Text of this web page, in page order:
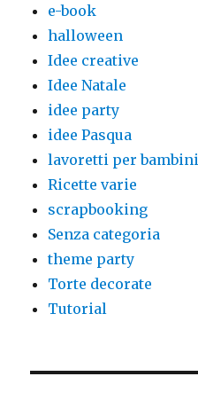
e-book
halloween
Idee creative
Idee Natale
idee party
idee Pasqua
lavoretti per bambini
Ricette varie
scrapbooking
Senza categoria
theme party
Torte decorate
Tutorial